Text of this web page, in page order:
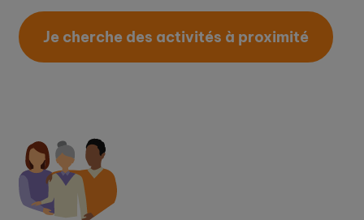
Je cherche des activités à proximité​